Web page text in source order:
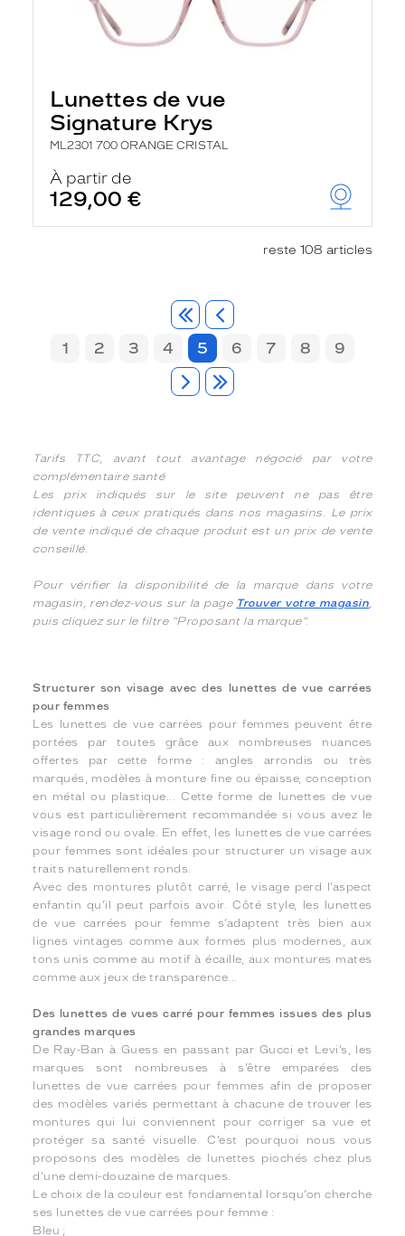
Lunettes de vue
Signature Krys
ML2301 700 ORANGE CRISTAL
À partir de
129,00 €
reste 108 articles
1 2 3 4 5 6 7 8 9
Tarifs TTC, avant tout avantage négocié par votre
complémentaire santé
Les prix indiqués sur le site peuvent ne pas être
identiques à ceux pratiqués dans nos magasins. Le prix
de vente indiqué de chaque produit est un prix de vente
conseillé.
Pour vérifier la disponibilité de la marque dans votre
magasin, rendez-vous sur la page Trouver votre magasin,
puis cliquez sur le filtre "Proposant la marque".
Structurer son visage avec des lunettes de vue carrées
pour femmes
Les lunettes de vue carrées pour femmes peuvent être
portées par toutes grâce aux nombreuses nuances
offertes par cette forme : angles arrondis ou très
marqués, modèles à monture fine ou épaisse, conception
en métal ou plastique... Cette forme de lunettes de vue
vous est particulièrement recommandée si vous avez le
visage rond ou ovale. En effet, les lunettes de vue carrées
pour femmes sont idéales pour structurer un visage aux
traits naturellement ronds.
Avec des montures plutôt carré, le visage perd l’aspect
enfantin qu’il peut parfois avoir. Côté style, les lunettes
de vue carrées pour femme s’adaptent très bien aux
lignes vintages comme aux formes plus modernes, aux
tons unis comme au motif à écaille, aux montures mates
comme aux jeux de transparence...
Des lunettes de vues carré pour femmes issues des plus
grandes marques
De Ray-Ban à Guess en passant par Gucci et Levi’s, les
marques sont nombreuses à s’être emparées des
lunettes de vue carrées pour femmes afin de proposer
des modèles variés permettant à chacune de trouver les
montures qui lui conviennent pour corriger sa vue et
protéger sa santé visuelle. C’est pourquoi nous vous
proposons des modèles de lunettes piochés chez plus
d’une demi-douzaine de marques.
Le choix de la couleur est fondamental lorsqu’on cherche
ses lunettes de vue carrées pour femme :
Bleu ;